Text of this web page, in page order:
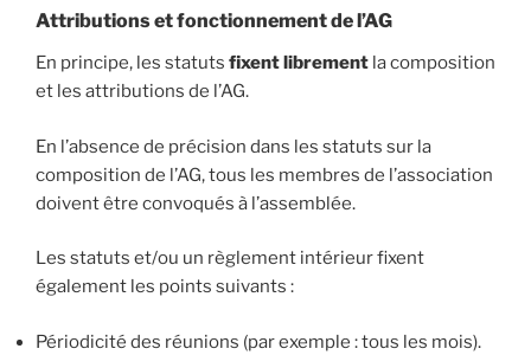
Attributions et fonctionnement de l’AG
En principe, les statuts fixent librement la composition
et les attributions de l’AG.
En l’absence de précision dans les statuts sur la
composition de l’AG, tous les membres de l’association
doivent être convoqués à l’assemblée.
Les statuts et/ou un règlement intérieur fixent
également les points suivants :
Périodicité des réunions (par exemple : tous les mois).